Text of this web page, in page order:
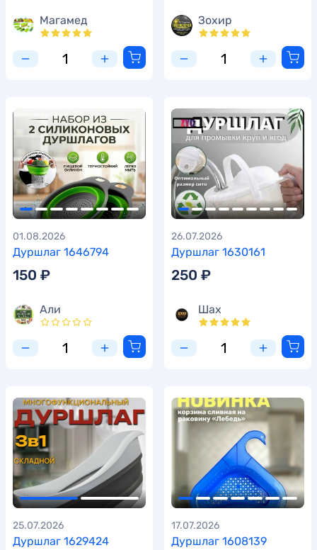
Магамед Зохир
Дуршлаг 1646794
01.08.2026
150 ₽
Али
Дуршлаг 1630161
26.07.2026
250 ₽
Шах
Дуршлаг 1629424
25.07.2026
Дуршлаг 1608139
17.07.2026